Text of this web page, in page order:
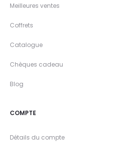
Meilleures ventes
Coffrets
Catalogue
Chèques cadeau
Blog
COMPTE
Détails du compte